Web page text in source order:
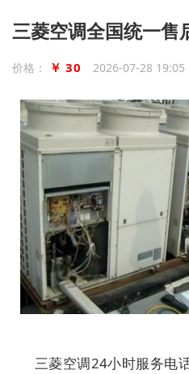
三菱空调全国统一售
价格： ￥ 30 2026-07-28
三菱空调24小时服务电